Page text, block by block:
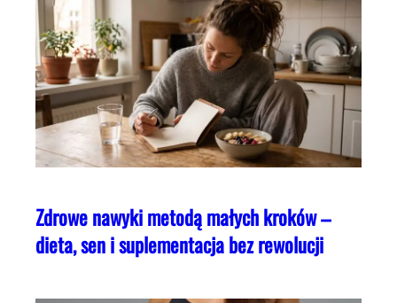
Zdrowe nawyki metodą małych kroków –
dieta, sen i suplementacja bez rewolucji